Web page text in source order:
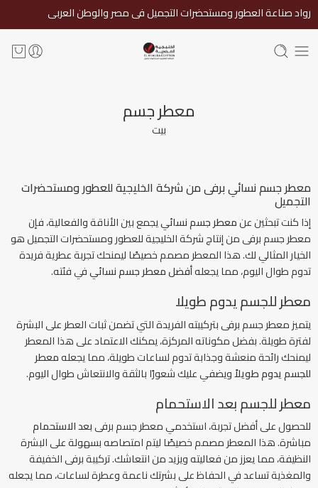
رواد صناعة العطور ومستحضرات التجميل فى مصر والوطن العربى
معطر جسم
بيت
معطر جسم نسائي برفى من شركة الخليجية للعطور ومستحضرات
التجميل
إذا كنت تبحثين عنمعطر جسم نسائييجمع بين الأناقة والفعالية، فإن
معطر جسم برفى من إنتاج شركة الخليجية للعطور ومستحضرات التجميل هو
الخيار المثالي لك. هذا المعطر مصمم خصيصًا ليمنحك تجربة عطرية فريدة
تدوم طوال اليوم، مما يجعلهأفضل معطر جسم نسائيفي فئته.
معطر للجسم يدوم طويلا
يتميز معطر جسم برفى بتركيبته الفريدة التي تضمن ثبات العطر على البشرة
لفترة طويلة. بفضل مكوناته المركزة، يمكنك الاعتماد على هذا المعطر
ليمنحك رائحة منعشة وجذابة تدوم لساعات طويلة، مما يجعلهمعطر
للجسم يدوم طويلاًويضفي عليك شعورًا بالثقة والانتعاش طوال اليوم.
معطر للجسم بعد الاستحمام
للحصول على أفضل تجربة، استخدمي معطر جسم برفىبعد الاستحمام
مباشرة. هذا المعطر مصمم خصيصًا ليتم امتصاصه بسهولة على البشرة
النظيفة، مما يعزز من فعاليته ويزيد من انتعاشك. تركيبة برفى الخفيفة
والمغذية تساعد في الحفاظ على بشرتك ناعمة وعطرة لساعات، مما يجعله